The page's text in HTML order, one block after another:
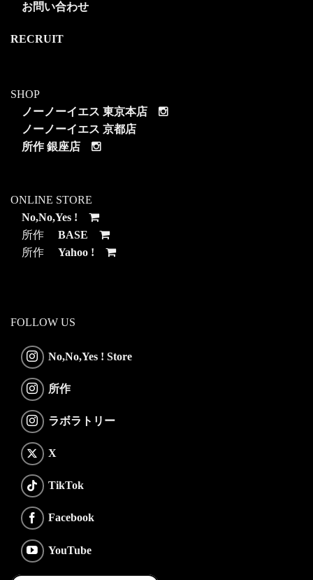
お問い合わせ
RECRUIT
SHOP
ノーノーイエス 東京本店
ノーノーイエス 京都店
所作 銀座店
ONLINE STORE
No,No,Yes !
所作 BASE
所作 Yahoo !
FOLLOW US
No,No,Yes ! Store
所作
ラボラトリー
X
TikTok
Facebook
YouTube